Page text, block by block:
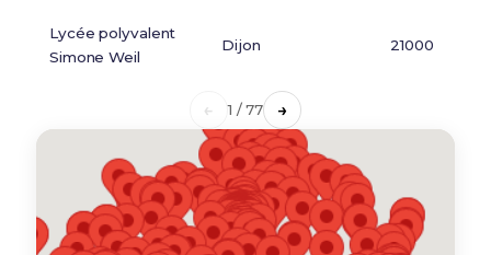
Lycée polyvalent
Simone Weil
Dijon 21000
← 1 / 77 →